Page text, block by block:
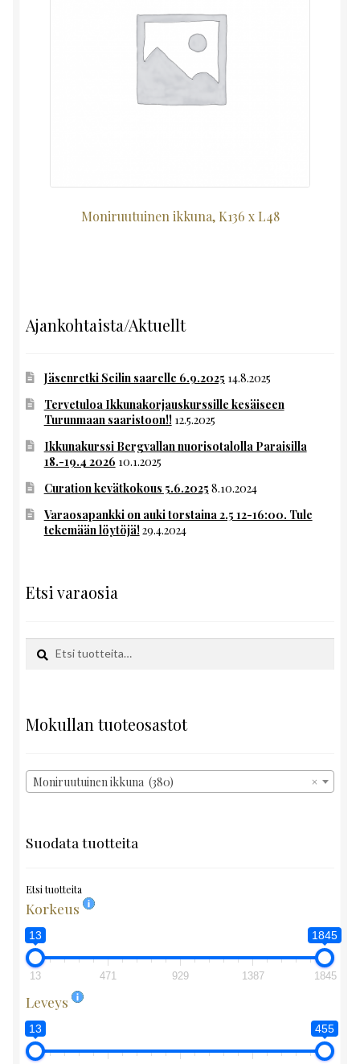
Moniruutuinen ikkuna, K136 x L48
Ajankohtaista/Aktuellt
Jäsenretki Seilin saarelle 6.9.2025 14.8.2025
Tervetuloa Ikkunakorjauskurssille kesäiseen
Turunmaan saaristoon!! 12.5.2025
Ikkunakurssi Bergvallan nuorisotalolla Paraisilla
18.-19.4 2026 10.1.2025
Curation kevätkokous 5.6.2025 8.10.2024
Varaosapankki on auki torstaina 2.5 12-16:00. Tule
tekemään löytöjä!29.4.2024
Etsi varaosia
Etsi:
Haku
Mokullan tuoteosastot
×
Moniruutuinen ikkuna (380)
Suodata tuotteita
Etsi tuotteita
Korkeus
13 1845
13 471 929 1387 1845
Leveys
13 455